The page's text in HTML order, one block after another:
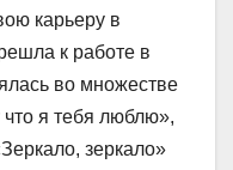
карьеру в
к работе в
во множестве
я тебя люблю»,
зеркало»